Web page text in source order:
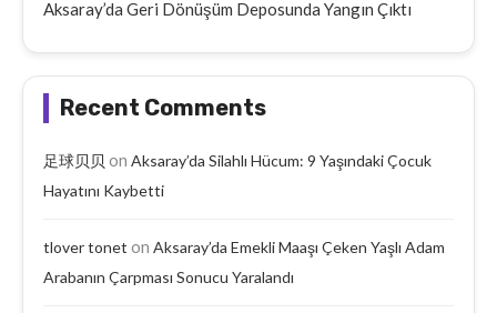
Aksaray’da Geri Dönüşüm Deposunda Yangın Çıktı
Recent Comments
足球贝贝 on Aksaray’da Silahlı Hücum: 9 Yaşındaki Çocuk
Hayatını Kaybetti
tlover tonet on Aksaray’da Emekli Maaşı Çeken Yaşlı Adam
Arabanın Çarpması Sonucu Yaralandı